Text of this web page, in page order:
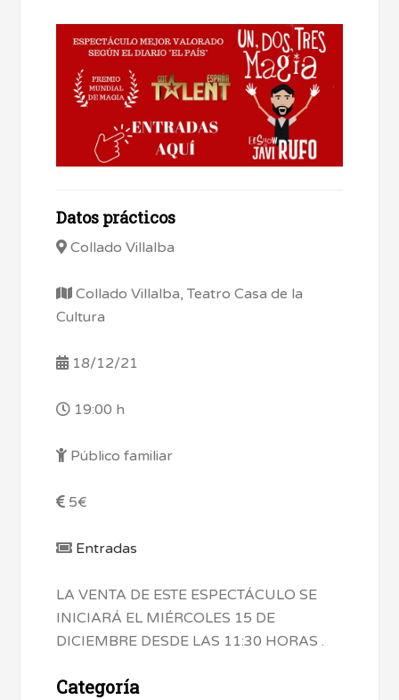
Datos prácticos
Collado Villalba
Collado Villalba, Teatro Casa de la
Cultura
18/12/21
19:00 h
Público familiar
5€
Entradas
LA VENTA DE ESTE ESPECTÁCULO SE
INICIARÁ EL MIÉRCOLES 15 DE
DICIEMBRE DESDE LAS 11:30 HORAS .
Categoría